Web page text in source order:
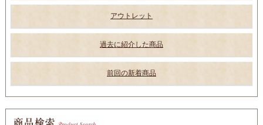
アウトレット
過去に紹介した商品
前回の新着商品